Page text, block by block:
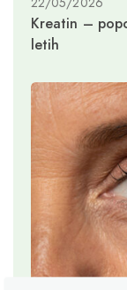
Kreatin –
letih